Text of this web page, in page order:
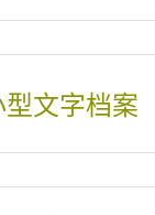
文字档